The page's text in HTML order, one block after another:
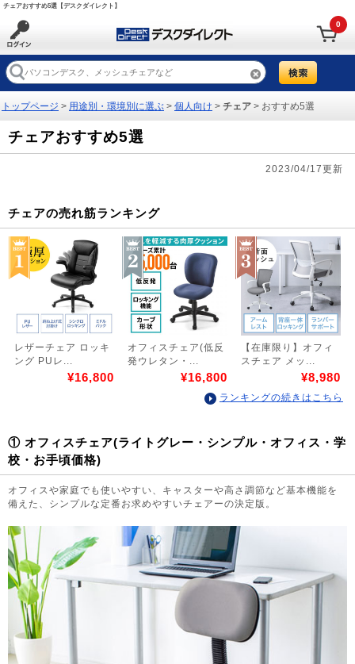
チェアおすすめ5選【デスクダイレクト】
0
トップページ > 用途別・環境別に選ぶ > 個人向け > チェア > おすすめ5選
チェアおすすめ5選
2023/04/17更新
チェアの売れ筋ランキング
レザーチェア ロッキ
ング PUレ...
¥16,800
オフィスチェア(低反
発ウレタン・...
¥16,800
【在庫限り】オフィ
スチェア メッ...
¥8,980
ランキングの続きはこちら
① オフィスチェア(ライトグレー・シンプル・オフィス・学
校・お手頃価格)
オフィスや家庭でも使いやすい、キャスターや高さ調節など基本機能を
備えた、シンプルな定番お求めやすいチェアーの決定版。